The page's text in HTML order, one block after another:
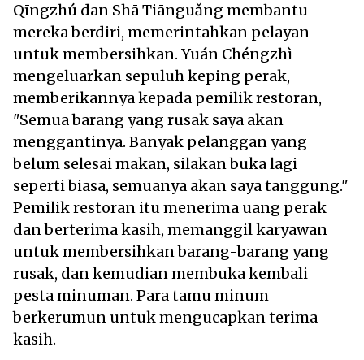
Qīngzhú dan Shā Tiānguǎng membantu
mereka berdiri, memerintahkan pelayan
untuk membersihkan. Yuán Chéngzhì
mengeluarkan sepuluh keping perak,
memberikannya kepada pemilik restoran,
"Semua barang yang rusak saya akan
menggantinya. Banyak pelanggan yang
belum selesai makan, silakan buka lagi
seperti biasa, semuanya akan saya tanggung."
Pemilik restoran itu menerima uang perak
dan berterima kasih, memanggil karyawan
untuk membersihkan barang-barang yang
rusak, dan kemudian membuka kembali
pesta minuman. Para tamu minum
berkerumun untuk mengucapkan terima
kasih.